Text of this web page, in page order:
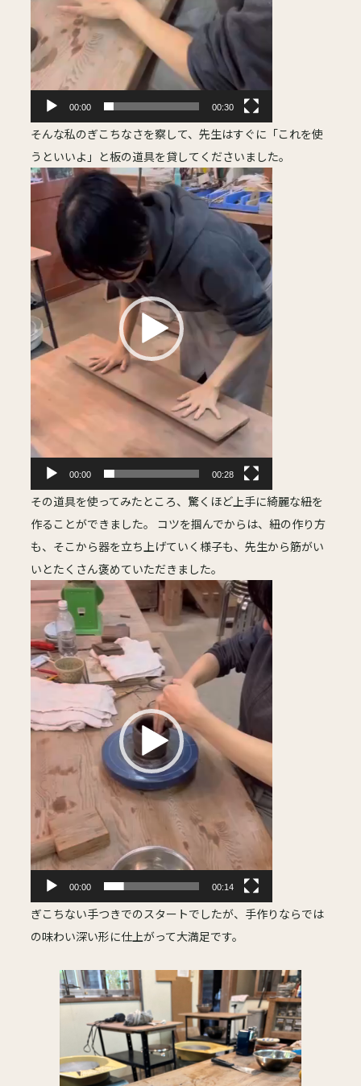
00:00 00:30
そんな私のぎこちなさを察して、先生はすぐに「これを使
うといいよ」と板の道具を貸してくださいました。
動
画
レ
ー
ヤ
ー
00:00 00:28
その道具を使ってみたところ、驚くほど上手に綺麗な紐を
作ることができました。 コツを掴んでからは、紐の作り方
も、そこから器を立ち上げていく様子も、先生から筋がい
いとたくさん褒めていただきました。
動
プ
レ
ー
ー
00:00 00:14
ぎこちない手つきでのスタートでしたが、手作りならでは
の味わい深い形に仕上がって大満足です。